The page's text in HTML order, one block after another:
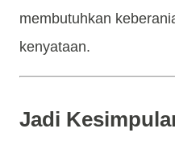
membutuhkan
kenyataan.
Jadi